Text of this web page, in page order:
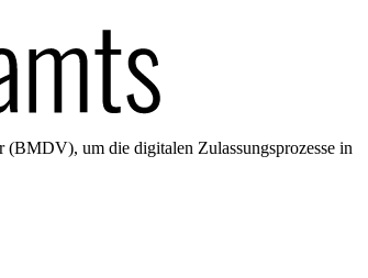
um die digitalen Zulassungsprozesse in